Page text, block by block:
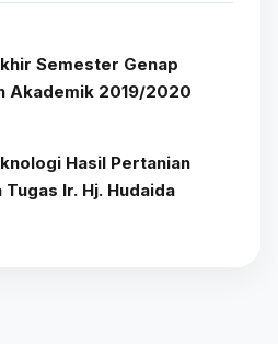
Semester Genap
Akademik 2019/2020
Hasil Pertanian
Tugas Ir. Hj. Hudaida